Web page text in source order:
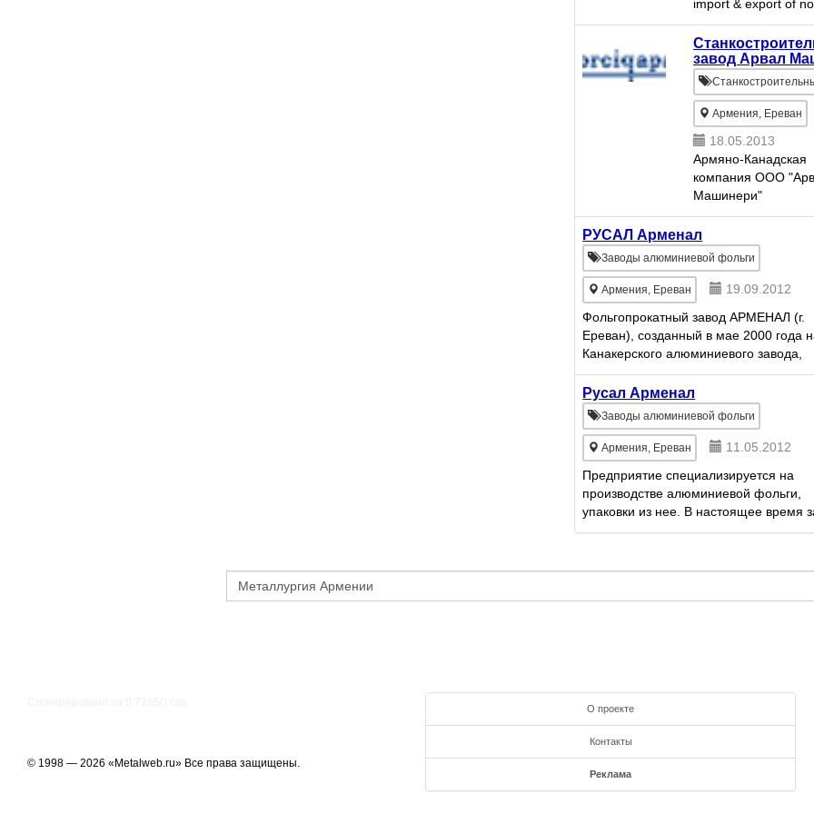
import & export of
and other related
We trade raw
as Manganese Metal
Briquettes,
Manganese Metal
M...
завод Арвал
Армения, Ереван
18.05.2013
Армяно-Канадская
компания ООО
Машинери"
РУСАЛ Арменал
Заводы алюминиевой фольги
Армения, Ереван
19.09.2012
Фольгопрокатный завод АРМЕНАЛ (г.
Ереван), созданный в мае 2000 года
Канакерского алюминиевого завода,
является одним из крупнейших
промышленных предприятий Армении
единственным производител...
Русал Арменал
Заводы алюминиевой фольги
Армения, Ереван
11.05.2012
Предприятие специализируется на
производстве алюминиевой фольги,
упаковки из нее. В настоящее время
является одним из крупнейших
© 1998 — 2026 «Metalweb.ru» Все права защищены.
О проекте
Контакты
Реклама